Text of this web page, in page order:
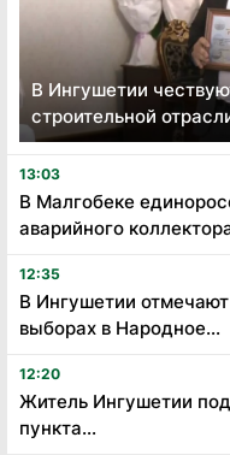
В Ингушетии
строительной
13:03
В Малгобеке
аварийного
12:35
В Ингушетии
выборах в Народное...
12:20
Житель Ингушетии
пункта...